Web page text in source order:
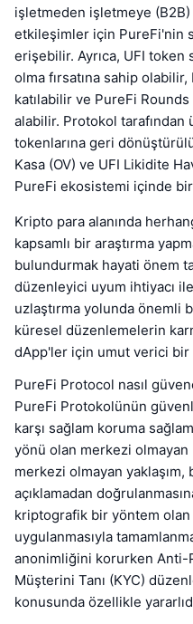
işletmeden işletmeye
etkileşimler için PureFi'nin
erişebilir. Ayrıca, UFI
olma fırsatına sahip
katılabilir ve PureFi
alabilir. Protokol tarafından
tokenlarına geri
Kasa (OV) ve UFI Likidite
PureFi ekosistemi içinde
Kripto para alanında
kapsamlı bir araştırma
bulundurmak hayati önem
düzenleyici uyum ihtiyacı
uzlaştırma yolunda önemli
küresel düzenlemelerin
dApp'ler için umut verici bir
PureFi Protocol nasıl
PureFi Protokolünün
karşı sağlam koruma
yönü olan merkezi olmayan
merkezi olmayan
açıklamadan
kriptografik bir yöntem olan
uygulanmasıyla
anonimliğini korurken Anti-
Müşterini Tanı (KYC)
konusunda özellikle